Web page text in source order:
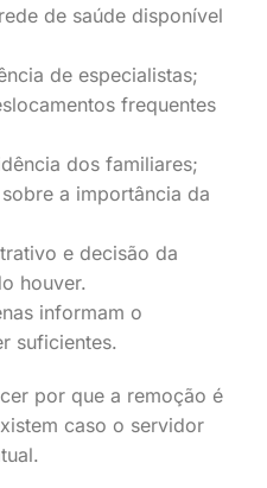
de saúde disponível
de especialistas;
frequentes
dos familiares;
a importância da
e decisão da
houver.
informam o
suficientes.
por que a remoção é
caso o servidor